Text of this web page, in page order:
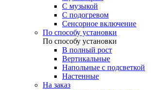
С музыкой
С подогревом
Сенсорное включение
По способу установки
По способу установки
В полный рост
Вертикальные
Напольные с подсветкой
Настенные
На заказ